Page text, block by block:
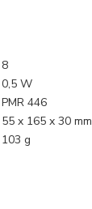
8
0,5 W
PMR 446
55 x 165 x 30 mm
103 g